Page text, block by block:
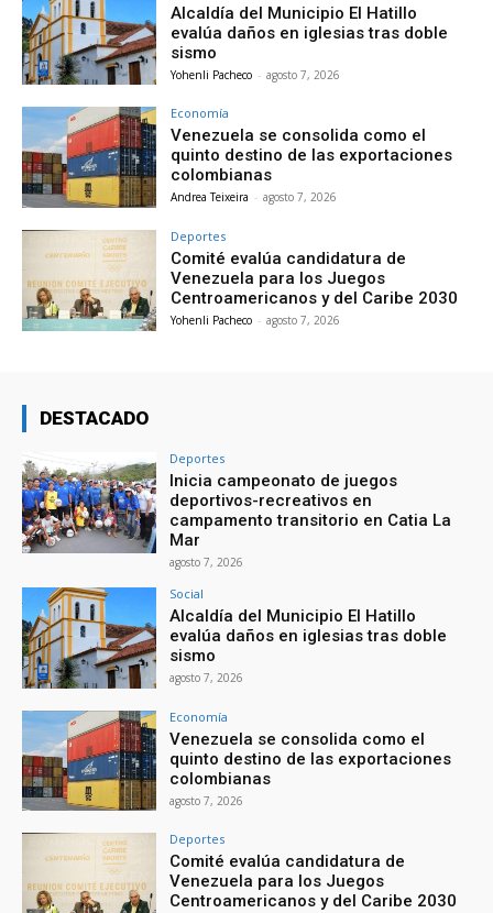
Alcaldía del Municipio El Hatillo
evalúa daños en iglesias tras doble
sismo
Yohenli Pacheco - agosto 7, 2026
Economía
Venezuela se consolida como el
quinto destino de las exportaciones
colombianas
Andrea Teixeira - agosto 7, 2026
Deportes
Comité evalúa candidatura de
Venezuela para los Juegos
Centroamericanos y del Caribe 2030
Yohenli Pacheco - agosto 7, 2026
DESTACADO
Deportes
Inicia campeonato de juegos
deportivos-recreativos en
campamento transitorio en Catia La
Mar
agosto 7, 2026
Social
Alcaldía del Municipio El Hatillo
evalúa daños en iglesias tras doble
sismo
agosto 7, 2026
Economía
Venezuela se consolida como el
quinto destino de las exportaciones
colombianas
agosto 7, 2026
Deportes
Comité evalúa candidatura de
Venezuela para los Juegos
Centroamericanos y del Caribe 2030